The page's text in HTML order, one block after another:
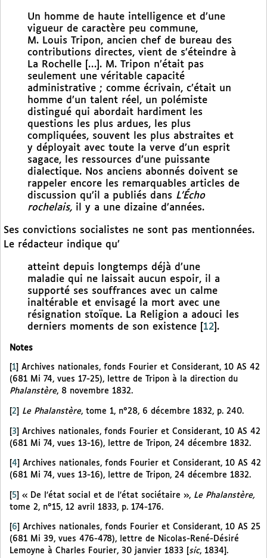
Un homme de haute intelligence et d’une
vigueur de caractère peu commune,
M. Louis Tripon, ancien chef de bureau des
contributions directes, vient de s’éteindre à
La Rochelle […]. M. Tripon n’était pas
seulement une véritable capacité
administrative ; comme écrivain, c’était un
homme d’un talent réel, un polémiste
distingué qui abordait hardiment les
questions les plus ardues, les plus
compliquées, souvent les plus abstraites et
y déployait avec toute la verve d’un esprit
sagace, les ressources d’une puissante
dialectique. Nos anciens abonnés doivent se
rappeler encore les remarquables articles de
discussion qu’il a publiés dans L’Écho
rochelais, il y a une dizaine d’années.
Ses convictions socialistes ne sont pas mentionnées.
Le rédacteur indique qu’
atteint depuis longtemps déjà d’une
maladie qui ne laissait aucun espoir, il a
supporté ses souffrances avec un calme
inaltérable et envisagé la mort avec une
résignation stoïque. La Religion a adouci les
derniers moments de son existence
12 .
Notes
1
Archives nationales, fonds Fourier et Considerant, 10 AS 42
(681 Mi 74, vues 17-25), lettre de Tripon à la direction du
Phalanstère, 8 novembre 1832.
2 Le Phalanstère, tome 1, n°28, 6 décembre 1832, p. 240.
[3] Archives nationales, fonds Fourier et Considerant, 10 AS 42
(681 Mi 74, vues 13-16), lettre de Tripon, 24 décembre 1832.
4
Archives nationales, fonds Fourier et Considerant, 10 AS 42
(681 Mi 74, vues 13-16), lettre de Tripon, 24 décembre 1832.
[5] « De l’état social et de l’état sociétaire », Le Phalanstère,
tome 2, n°15, 12 avril 1833, p. 174-176.
6
Archives nationales, fonds Fourier et Considerant, 10 AS 25
(681 Mi 39, vues 476-478), lettre de Nicolas-René-Désiré
Lemoyne à Charles Fourier, 30 janvier 1833 [ sic, 1834].